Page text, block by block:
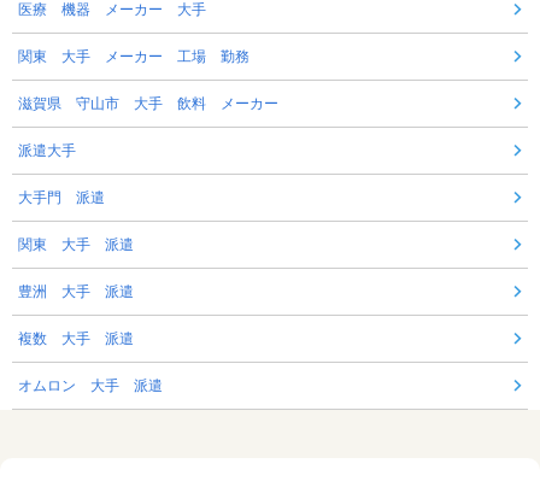
医療 機器 メーカー 大手
関東 大手 メーカー 工場 勤務
滋賀県 守山市 大手 飲料 メーカー
派遣大手
大手門 派遣
関東 大手 派遣
豊洲 大手 派遣
複数 大手 派遣
オムロン 大手 派遣